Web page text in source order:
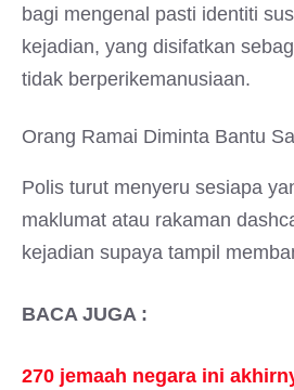
bagi mengenal pasti identiti
kejadian, yang disifatkan
tidak berperikemanusiaan.
Orang Ramai Diminta Bantu
Polis turut menyeru sesiapa
maklumat atau rakaman
kejadian supaya tampil
BACA JUGA :
270 jemaah negara ini